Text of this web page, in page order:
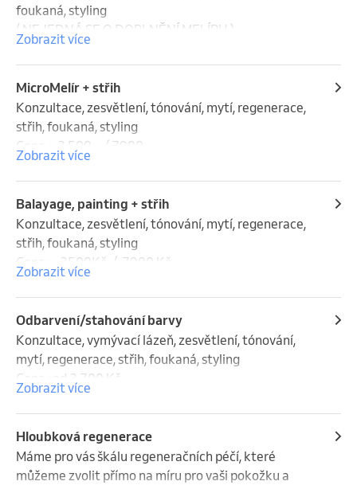
foukaná, styling
( NEJEDNÁ SE O DOPLNĚNÍ MELÍRU )
Cena :  2100 - 2 500 Kč
Uvedené ceny jsou pouze orientační. Konečná cena
se odvíjí od spotřebovaného materiálu a celkového
času úkonu.
Zobrazit více
MicroMelír + střih
Konzultace, zesvětlení, tónování, mytí, regenerace,
střih, foukaná, styling
Cena :   3 500,-  / 7900,-
Uvedené ceny jsou pouze orientační. Přesnou cenu
se můžete dozvědět na bezplatné konzultaci.
Konečná cena se odvíjí od spotřebovaného materiálu
a celkového času úkonu.
Zobrazit více
Balayage, painting + střih
Konzultace, zesvětlení, tónování, mytí, regenerace,
střih, foukaná, styling
Cena :    3500Kč  /  7900 Kč
Uvedené ceny jsou pouze orientační. Přesnou cenu
se můžete dozvědět na bezplatné konzultaci.
Konečná cena se odvíjí od spotřebovaného materiálu
a celkového času úkonu.
Zobrazit více
Odbarvení/stahování barvy
Konzultace, vymývací lázeň, zesvětlení, tónování,
mytí, regenerace, střih, foukaná, styling
Cena : od 3 700 Kč
Uvedené ceny jsou pouze orientační. Přesnou cenu
se můžete dozvědět na bezplatné konzultaci.
Konečná cena se odvíjí od spotřebovaného materiálu
a celkového času úkonu.
Zobrazit více
Hloubková regenerace
Máme pro vás škálu regeneračních péčí, které
můžeme zvolit přímo na míru pro vaši pokožku a